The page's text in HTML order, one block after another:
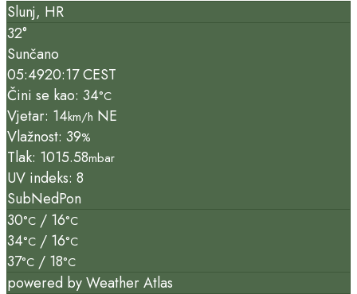
Slunj, HR
32°
Sunčano
05:4920:17 CEST
Čini se kao: 34°C
Vjetar: 14km/h NE
Vlažnost: 39%
Tlak: 1015.58mbar
UV indeks: 8
SubNedPon
30°C / 16°C
34°C / 16°C
37°C / 18°C
powered byWeather Atlas